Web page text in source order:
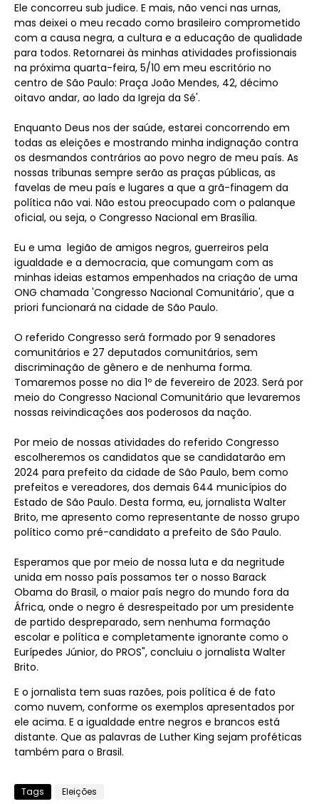
Ele concorreu sub judice. E mais, não venci nas urnas,
mas deixei o meu recado como brasileiro comprometido
com a causa negra, a cultura e a educação de qualidade
para todos. Retornarei às minhas atividades profissionais
na próxima quarta-feira, 5/10 em meu escritório no
centro de São Paulo: Praça João Mendes, 42, décimo
oitavo andar, ao lado da Igreja da Sé'.
Enquanto Deus nos der saúde, estarei concorrendo em
todas as eleições e mostrando minha indignação contra
os desmandos contrários ao povo negro de meu país. As
nossas tribunas sempre serão as praças públicas, as
favelas de meu país e lugares a que a grã-finagem da
política não vai. Não estou preocupado com o palanque
oficial, ou seja, o Congresso Nacional em Brasília.
Eu e uma legião de amigos negros, guerreiros pela
igualdade e a democracia, que comungam com as
minhas ideias estamos empenhados na criação de uma
ONG chamada 'Congresso Nacional Comunitário', que a
priori funcionará na cidade de São Paulo.
O referido Congresso será formado por 9 senadores
comunitários e 27 deputados comunitários, sem
discriminação de gênero e de nenhuma forma.
Tomaremos posse no dia 1º de fevereiro de 2023. Será por
meio do Congresso Nacional Comunitário que levaremos
nossas reivindicações aos poderosos da nação.
Por meio de nossas atividades do referido Congresso
escolheremos os candidatos que se candidatarão em
2024 para prefeito da cidade de São Paulo, bem como
prefeitos e vereadores, dos demais 644 municípios do
Estado de São Paulo. Desta forma, eu, jornalista Walter
Brito, me apresento como representante de nosso grupo
político como pré-candidato a prefeito de São Paulo.
Esperamos que por meio de nossa luta e da negritude
unida em nosso país possamos ter o nosso Barack
Obama do Brasil, o maior país negro do mundo fora da
África, onde o negro é desrespeitado por um presidente
de partido despreparado, sem nenhuma formação
escolar e política e completamente ignorante como o
Eurípedes Júnior, do PROS", concluiu o jornalista Walter
Brito.
E o jornalista tem suas razões, pois política é de fato
como nuvem, conforme os exemplos apresentados por
ele acima. E a igualdade entre negros e brancos está
distante. Que as palavras de Luther King sejam proféticas
também para o Brasil.
Tags Eleições